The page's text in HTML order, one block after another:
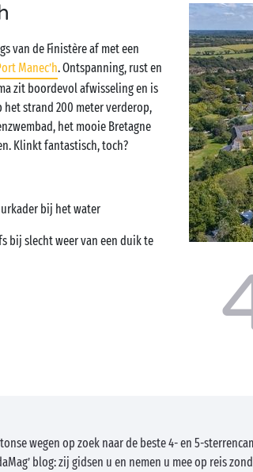
van de Finistère af met een
Manec’h. Ontspanning, rust en
zit boordevol afwisseling en is
strand 200 meter verderop,
het mooie Bretagne
Klinkt fantastisch, toch?
bij het water
bij slecht weer van een duik te
wegen op zoek naar de beste 4- en 5-
blog: zij gidsen u en nemen u mee op reis